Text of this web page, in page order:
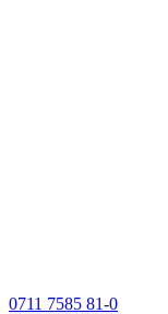
0711 7585 81-0